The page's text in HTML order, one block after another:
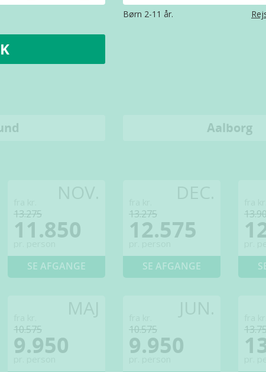
Børn 2-11 år.
Aalborg
13.275
11.850
SE AFGANGE
13.275
12.575
SE AFGANGE
10.575
9.950
10.575
9.950